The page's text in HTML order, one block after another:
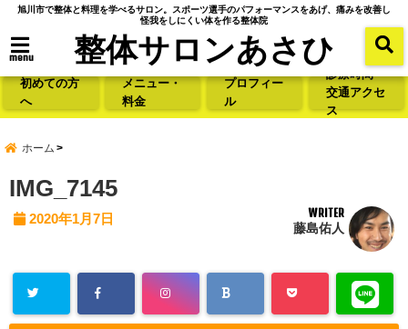
旭川市で整体と料理を学べるサロン。スポーツ選手のパフォーマンスをあげ、痛みを改善し
怪我をしにくい体を作る整体院
menu 整体サロンあさひ
初めての方
へ
メニュー・
料金
プロフィー
ル
診療時間・
交通アクセ
ス
ホーム
IMG_7145
2020年1月7日 WRITER
藤島佑人